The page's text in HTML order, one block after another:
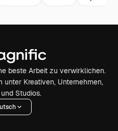
beste Arbeit zu verwirklichen.
unter Kreativen, Unternehmen,
Studios.